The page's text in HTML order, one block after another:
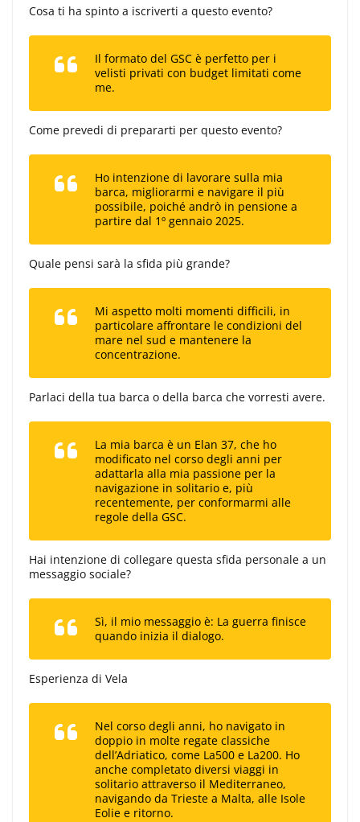
Cosa ti ha spinto a iscriverti a questo evento?
Il formato del GSC è perfetto per i
velisti privati con budget limitati come
me.
Come prevedi di prepararti per questo evento?
Ho intenzione di lavorare sulla mia
barca, migliorarmi e navigare il più
possibile, poiché andrò in pensione a
partire dal 1º gennaio 2025.
Quale pensi sarà la sfida più grande?
Mi aspetto molti momenti difficili, in
particolare affrontare le condizioni del
mare nel sud e mantenere la
concentrazione.
Parlaci della tua barca o della barca che vorresti avere.
La mia barca è un Elan 37, che ho
modificato nel corso degli anni per
adattarla alla mia passione per la
navigazione in solitario e, più
recentemente, per conformarmi alle
regole della GSC.
Hai intenzione di collegare questa sfida personale a un
messaggio sociale?
Sì, il mio messaggio è: La guerra finisce
quando inizia il dialogo.
Esperienza di Vela
Nel corso degli anni, ho navigato in
doppio in molte regate classiche
dell’Adriatico, come La500 e La200. Ho
anche completato diversi viaggi in
solitario attraverso il Mediterraneo,
navigando da Trieste a Malta, alle Isole
Eolie e ritorno.